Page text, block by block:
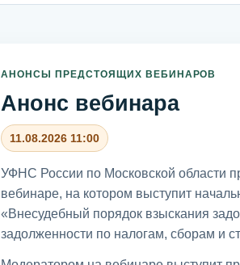
АНОНСЫ ПРЕДСТОЯЩИХ ВЕБИНАРОВ
Анонс вебинара
11.08.2026 11:00
УФНС России по Московской области
вебинаре, на котором выступит
«Внесудебный порядок взыскания
задолженности по налогам, сборам и